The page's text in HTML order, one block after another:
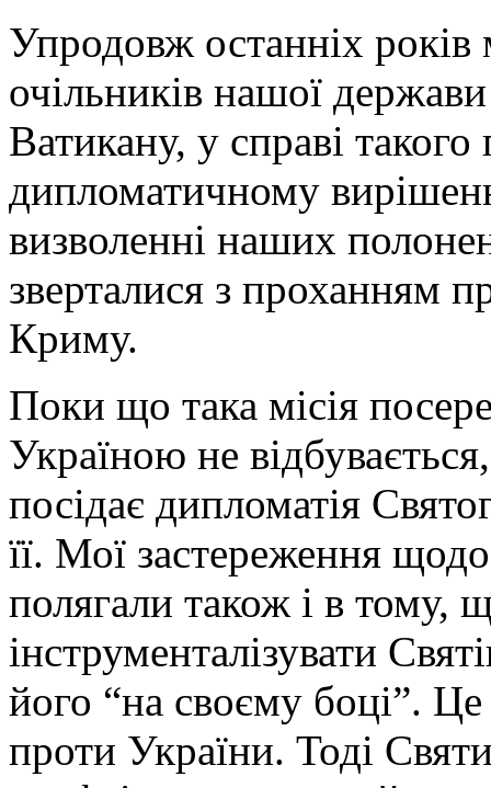
Упродовж останніх
очільників нашої
Ватикану, у справі
дипломатичному
визволенні наших
зверталися з проханням
Криму.
Поки що така місія
Україною не
посідає дипломатія
її. Мої застереження щодо
полягали також і в
інструменталізувати
його “на своєму боці”.
проти України. Тоді